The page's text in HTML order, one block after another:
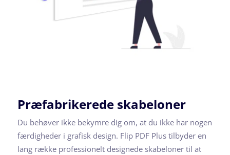
Præfabrikerede skabeloner
Du behøver ikke bekymre dig om, at du ikke har nogen
færdigheder i grafisk design. Flip PDF Plus tilbyder en
lang række professionelt designede skabeloner til at